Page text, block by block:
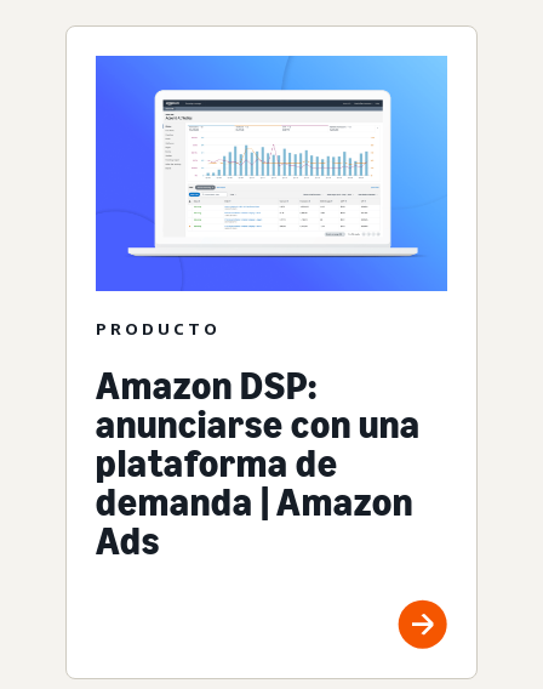
PRODUCTO
Amazon DSP:
anunciarse con una
plataforma de
demanda | Amazon
Ads